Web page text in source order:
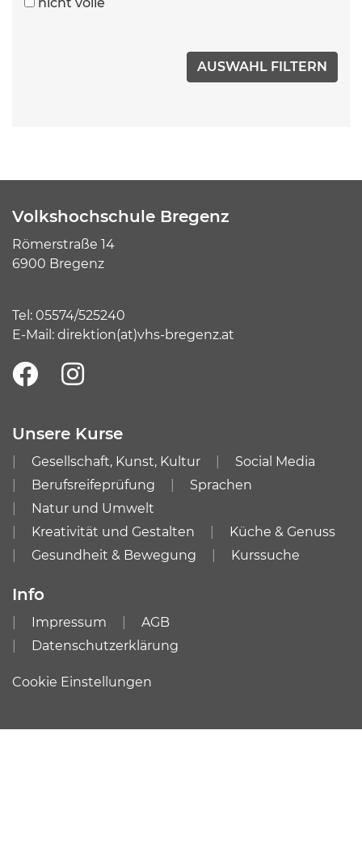
Volkshochschule Bregenz
Römerstraße 14
6900 Bregenz
Tel: 05574/525240
E-Mail: direktion(at)vhs-bregenz.at
Unsere Kurse
Gesellschaft, Kunst, Kultur
Social Media
Berufsreifeprüfung
Sprachen
Natur und Umwelt
Kreativität und Gestalten
Küche & Genuss
Gesundheit & Bewegung
Kurssuche
Info
Impressum
AGB
Datenschutzerklärung
Cookie Einstellungen